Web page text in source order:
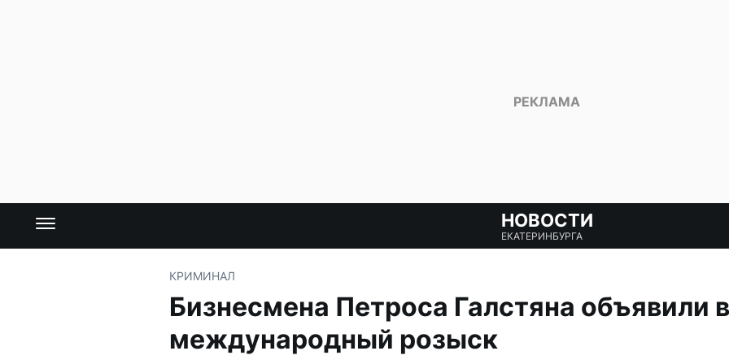
НОВОСТИ
ЕКАТЕРИНБУРГА
КРИМИНАЛ
Бизнесмена Петроса Галстяна объявили в
международный розыск